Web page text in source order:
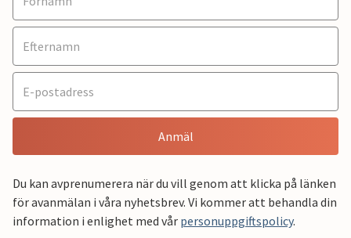
Anmäl
Du kan avprenumerera när du vill genom att klicka på länken
för avanmälan i våra nyhetsbrev. Vi kommer att behandla din
information i enlighet med vår personuppgiftspolicy.